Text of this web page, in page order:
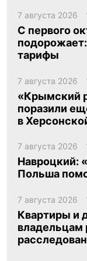
7 августа 2026
С первого
тарифы
7 августа 2026
«Крымский
поразили
в
7 августа 2026
Навроцкий:
Польша
7 августа 2026
Квартиры и
владельцам